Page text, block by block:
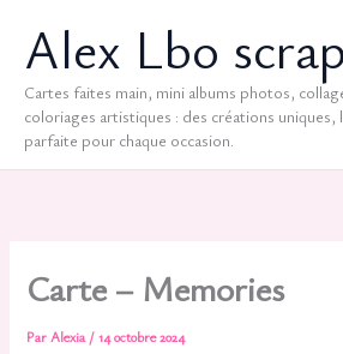
contenuAlex Lbo scrap
Cartes faites main, mini albums photos,
coloriages artistiques : des créations uniques,
parfaite pour chaque occasion.
Carte – Memories
ParAlexia /14 octobre 2024